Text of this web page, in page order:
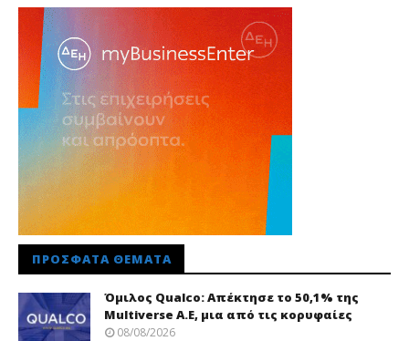
ΠΡΌΣΦΑΤΑ ΘΈΜΑΤΑ
Όμιλος Qualco: Απέκτησε το 50,1% της
Multiverse A.E, μια από τις κορυφαίες
08/08/2026